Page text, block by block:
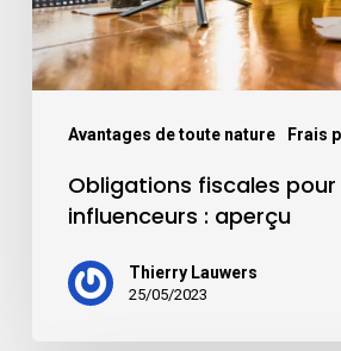
Avantages de toute nature Frais
Obligations fiscales pour
influenceurs : aperçu
Thierry Lauwers
25/05/2023